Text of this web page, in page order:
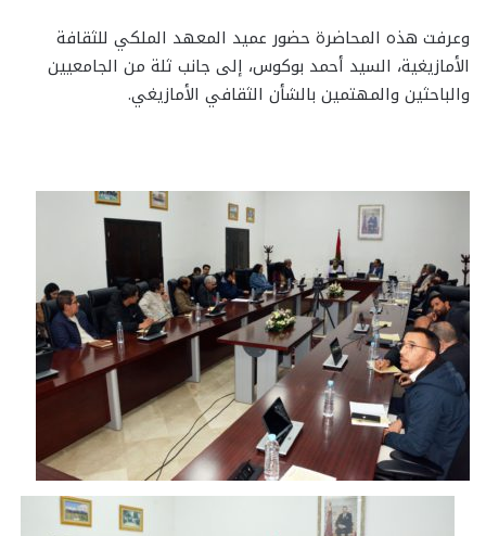
وعرفت هذه المحاضرة حضور عميد المعهد الملكي للثقافة
الأمازيغية، السيد أحمد بوكوس، إلى جانب ثلة من الجامعيين
والباحثين والمهتمين بالشأن الثقافي الأمازيغي.